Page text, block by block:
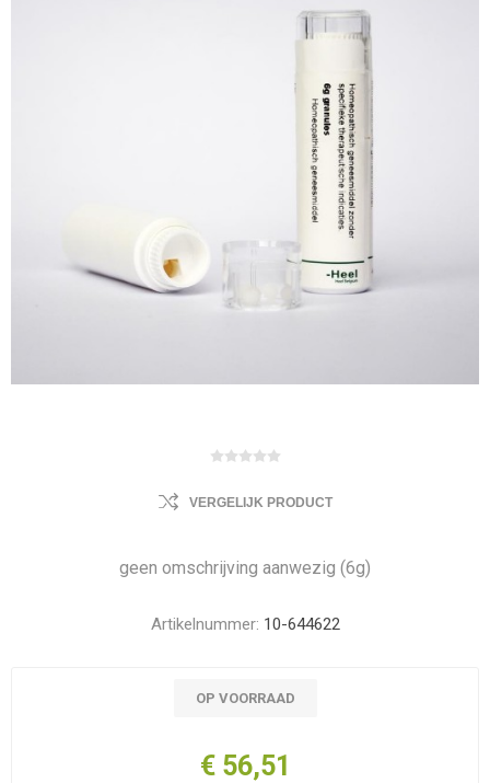
VERGELIJK PRODUCT
geen omschrijving aanwezig (6g)
Artikelnummer: 10-644622
OP VOORRAAD
€ 56,51